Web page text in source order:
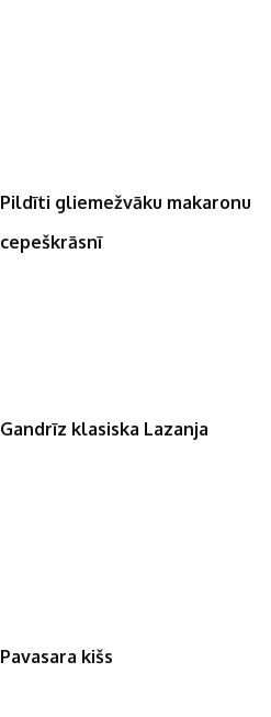
Pildīti gliemežvāku makaronu
cepeškrāsnī
Gandrīz klasiska Lazanja
Pavasara kišs